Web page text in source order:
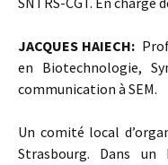
JACQUES HAIECH:
en Biotechnologie,
communication à SEM.
Un comité local
Strasbourg. Dans